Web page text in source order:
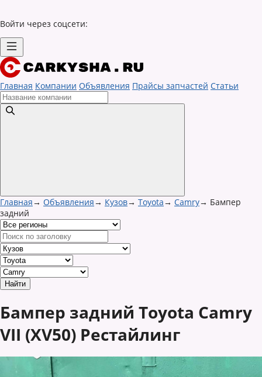
Войти через соцсети:
Главная Компании Объявления Прайсы запчастей Статьи
Главная→ Объявления→ Кузов→ Toyota→ Camry→ Бампер
задний
Бампер задний Toyota Camry
VII (XV50) Рестайлинг